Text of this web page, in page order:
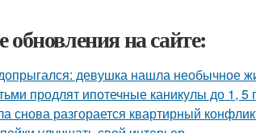
обновления на сайте:
девушка нашла необычное
продлят ипотечные каникулы до 1, 5
снова разгорается квартирный